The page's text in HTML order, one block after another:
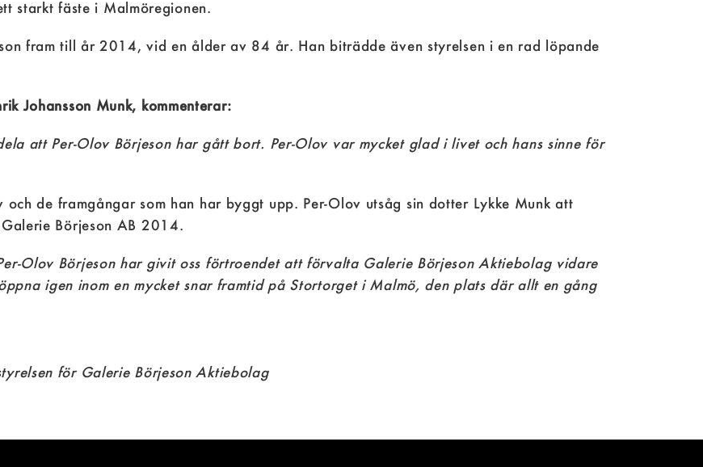
starkt fäste i Malmöregionen.
fram till år 2014, vid en ålder av 84 år. Han biträdde även styrelsen i en rad löpande
Johansson Munk, kommenterar:
att Per-Olov Börjeson har gått bort. Per-Olov var mycket glad i livet och hans sinne för
de framgångar som han har byggt upp. Per-Olov utsåg sin dotter Lykke Munk att
Börjeson AB 2014.
Olov Börjeson har givit oss förtroendet att förvalta Galerie Börjeson Aktiebolag vidare
igen inom en mycket snar framtid på Stortorget i Malmö, den plats där allt en gång
för Galerie Börjeson Aktiebolag